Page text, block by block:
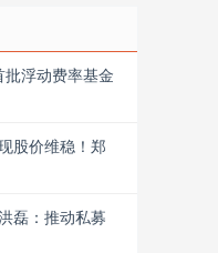
批浮动费率基金
股价维稳！郑
磊：推动私募